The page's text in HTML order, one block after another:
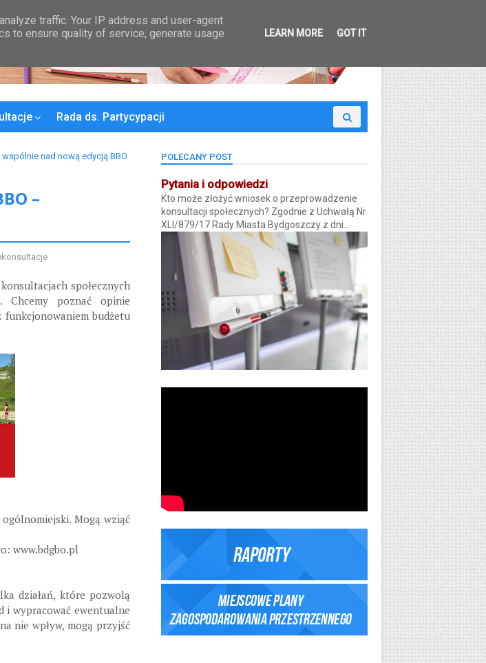
Rada ds. Partycypacji
wspólnie nad nową edycją BBO
–
społecznych
Chcemy poznać opinie
budżetu
Mogą wziąć
www.bdgbo.pl
działań, które pozwolą
i wypracować ewentualne
nie wpływ, mogą przyjść
POLECANY POST
Pytania i odpowiedzi
Kto może złożyć wniosek o przeprowadzenie
konsultacji społecznych? Zgodnie z Uchwałą Nr
XLI/879/17 Rady Miasta Bydgoszczy z dni...
traffic. Your IP address and user-agent
to ensure quality of service, generate usage
LEARN MORE GOT IT